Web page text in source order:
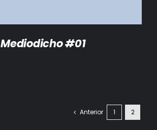
Mediodicho #01
Anterior 1 2